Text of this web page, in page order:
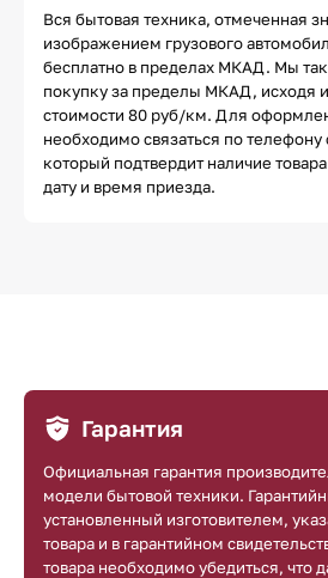
Вся бытовая техника, отмеченная
изображением грузового
бесплатно в пределах МКАД. Мы
покупку за пределы МКАД, исходя
стоимости 80 руб/км. Для
необходимо связаться по
который подтвердит наличие
дату и время приезда.
Гарантия
Официальная гарантия
модели бытовой техники.
установленный изготовителем,
товара и в гарантийном
товара необходимо убедиться, что